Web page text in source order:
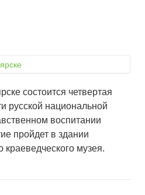
состоится четвертая
русской национальной
воспитании
пройдет в здании
краеведческого музея.